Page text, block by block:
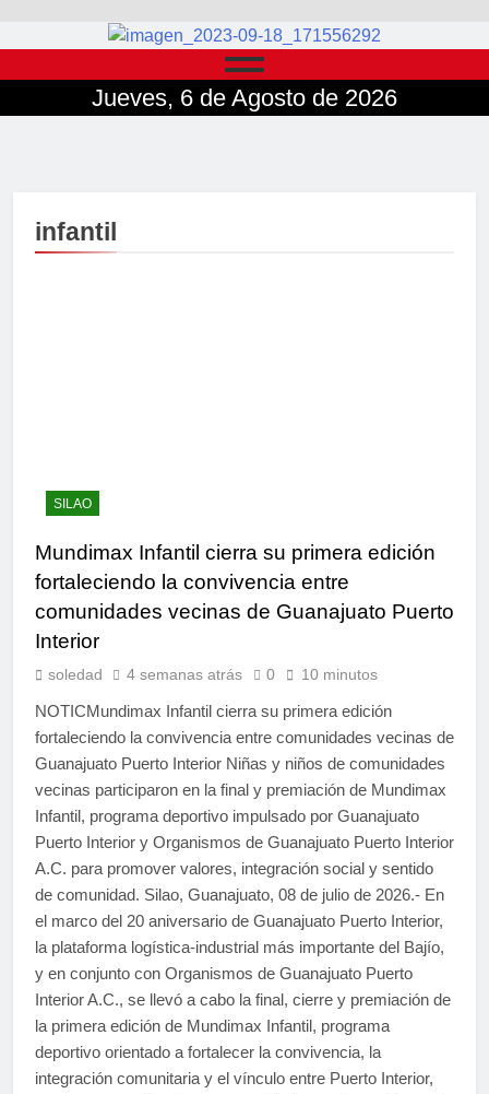
Jueves, 6 de Agosto de 2026
infantil
SILAO
Mundimax Infantil cierra su primera edición
fortaleciendo la convivencia entre
comunidades vecinas de Guanajuato Puerto
Interior
soledad 4 semanas atrás 0 10 minutos
NOTICMundimax Infantil cierra su primera edición
fortaleciendo la convivencia entre comunidades vecinas de
Guanajuato Puerto Interior Niñas y niños de comunidades
vecinas participaron en la final y premiación de Mundimax
Infantil, programa deportivo impulsado por Guanajuato
Puerto Interior y Organismos de Guanajuato Puerto Interior
A.C. para promover valores, integración social y sentido
de comunidad. Silao, Guanajuato, 08 de julio de 2026.- En
el marco del 20 aniversario de Guanajuato Puerto Interior,
la plataforma logística-industrial más importante del Bajío,
y en conjunto con Organismos de Guanajuato Puerto
Interior A.C., se llevó a cabo la final, cierre y premiación de
la primera edición de Mundimax Infantil, programa
deportivo orientado a fortalecer la convivencia, la
integración comunitaria y el vínculo entre Puerto Interior,